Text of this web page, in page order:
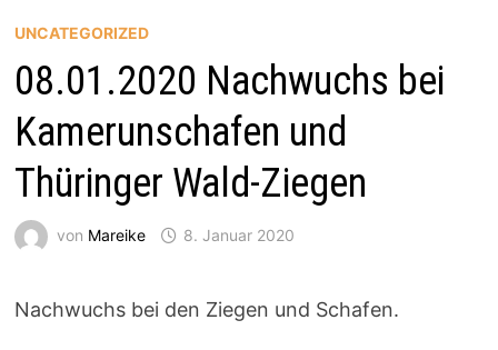
UNCATEGORIZED
08.01.2020 Nachwuchs bei
Kamerunschafen und
Thüringer Wald-Ziegen
von Mareike 8. Januar 2020
Nachwuchs bei den Ziegen und Schafen.